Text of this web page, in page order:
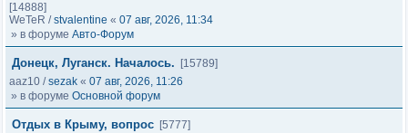
[14888]
WeTeR /stvalentine « 07 авг, 2026, 11:34
» в форуме Авто-Форум
Донецк, Луганск. Началось.
[15789]
aaz10 /sezak « 07 авг, 2026, 11:26
» в форуме Основной форум
Отдых в Крыму, вопрос [5777]